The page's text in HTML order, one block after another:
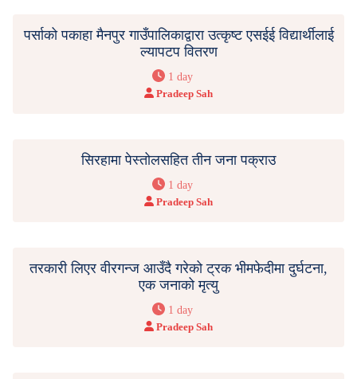
पर्साको पकाहा मैनपुर गाउँपालिकाद्वारा उत्कृष्ट एसईई विद्यार्थीलाई
ल्यापटप वितरण
1 day
Pradeep Sah
सिरहामा पेस्तोलसहित तीन जना पक्राउ
1 day
Pradeep Sah
तरकारी लिएर वीरगन्ज आउँदै गरेको ट्रक भीमफेदीमा दुर्घटना,
एक जनाको मृत्यु
1 day
Pradeep Sah